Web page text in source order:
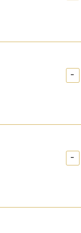
-
-